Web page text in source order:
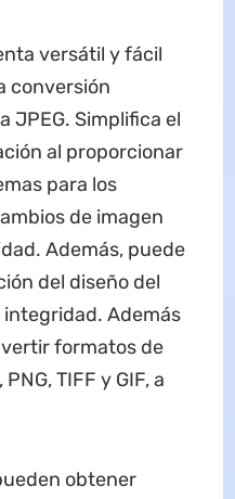
versátil y fácil
conversión
JPEG. Simplifica el
al proporcionar
para los
de imagen
Además, puede
del diseño del
Además
formatos de
TIFF y GIF, a
obtener